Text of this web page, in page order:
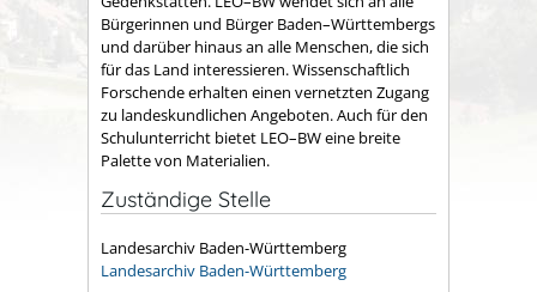
Bürgerinnen und Bürger Baden–Württembergs
und darüber hinaus an alle Menschen, die sich
für das Land interessieren. Wissenschaftlich
Forschende erhalten einen vernetzten Zugang
zu landeskundlichen Angeboten. Auch für den
Schulunterricht bietet LEO–BW eine breite
Palette von Materialien.
Zuständige Stelle
Landesarchiv Baden-Württemberg
Landesarchiv Baden-Württemberg